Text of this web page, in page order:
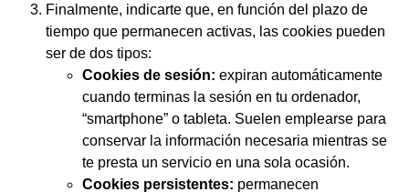
Finalmente, indicarte que, en función del plazo de
tiempo que permanecen activas, las cookies pueden
ser de dos tipos:
Cookies de sesión: expiran automáticamente
cuando terminas la sesión en tu ordenador,
“smartphone” o tableta. Suelen emplearse para
conservar la información necesaria mientras se
te presta un servicio en una sola ocasión.
Cookies persistentes: permanecen